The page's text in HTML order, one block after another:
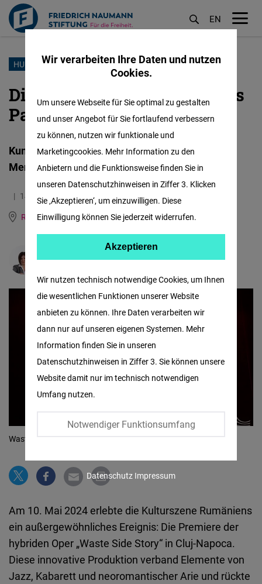
Direkt
Inhalt
EN
HUMAN RIGHTS
Die unhörbaren Stimmen aus
Pata Rât
Kunst als Aufschrei gegen
Menschenrechtsverletzungen
14.03.2025
6.1 Minuten
Romania and Republic of Moldova
Rumänisch
Adriana Steau
Waste Side Story Oper
Am 10. Mai 2024 erlebte die Kulturszene Rumäniens
ein außergewöhnliches Ereignis: Die Premiere der
hybriden Oper „Waste Side Story“ in Cluj-Napoca.
Diese innovative Produktion verband Elemente von
Jazz, Kabarett und neoromantischer Arie und rückte
Wir verarbeiten Ihre Daten und nutzen
Cookies.
Wir nutzen technisch notwendige Cookies, um Ihnen
die wesentlichen Funktionen unserer Website
anbieten zu können. Ihre Daten verarbeiten wir
dann nur auf unseren eigenen Systemen. Mehr
Information finden Sie in unseren
Datenschutzhinweisen in Ziffer 3. Sie können unsere
Website damit nur im technisch notwendigen
Umfang nutzen.
Notwendiger Funktionsumfang
Um unsere Webseite für Sie optimal zu gestalten
und unser Angebot für Sie fortlaufend verbessern
zu können, nutzen wir funktionale und
Marketingcookies. Mehr Information zu den
Anbietern und die Funktionsweise finden Sie in
unseren Datenschutzhinweisen in Ziffer 3. Klicken
Sie ‚Akzeptieren‘, um einzuwilligen. Diese
Einwilligung können Sie jederzeit widerrufen.
Facebook
Embed
Twitter
Embed
Instagram
Embed
Maps
Embed
Cloudinary
Akzeptieren
Datenschutz Impressum